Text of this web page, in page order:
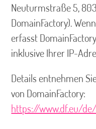
Neuturmstraße 5,
DomainFactory).
erfasst
inklusive Ihrer IP-
Details entnehmen
von DomainFactory:
https://www.df.eu/